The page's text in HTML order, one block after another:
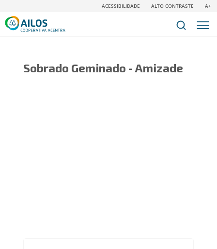
ACESSIBILIDADE ALTO CONTRASTE A+
Sobrado Geminado - Amizade